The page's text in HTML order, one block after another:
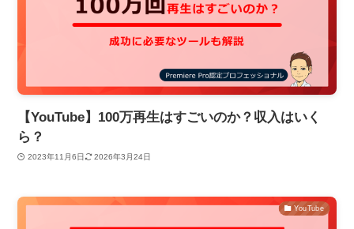
【YouTube】100万再生はすごいのか？収入はいく
ら？
2023年11月6日 2026年3月24日
YouTube